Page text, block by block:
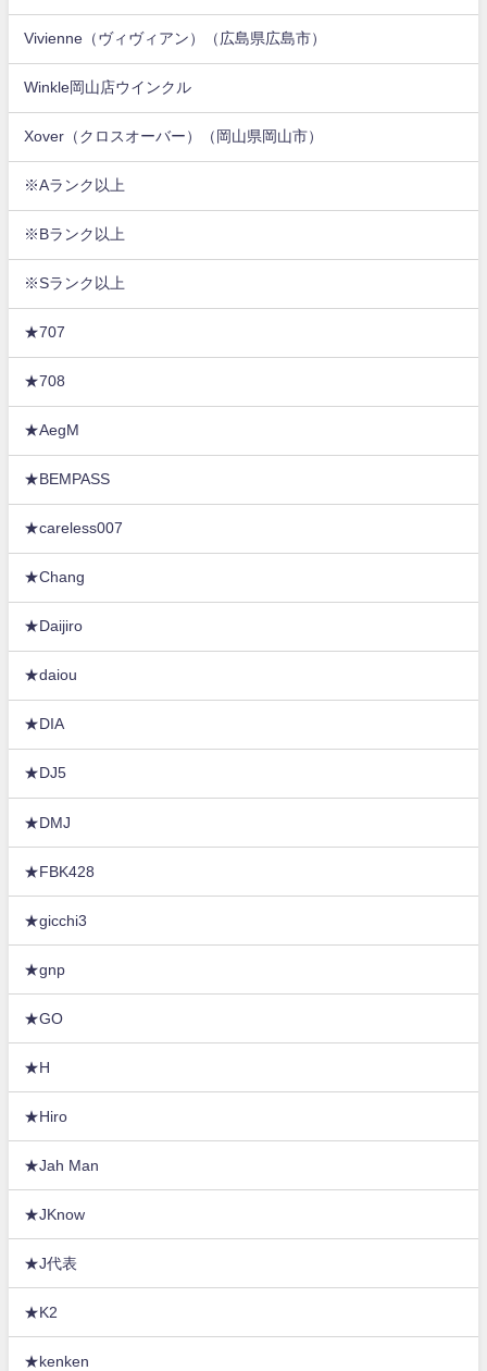
Vivienne（ヴィヴィアン）（広島県広島市）
Winkle岡山店ウインクル
Xover（クロスオーバー）（岡山県岡山市）
※Aランク以上
※Bランク以上
※Sランク以上
★707
★708
★AegM
★BEMPASS
★careless007
★Chang
★Daijiro
★daiou
★DIA
★DJ5
★DMJ
★FBK428
★gicchi3
★gnp
★GO
★H
★Hiro
★Jah Man
★JKnow
★J代表
★K2
★kenken